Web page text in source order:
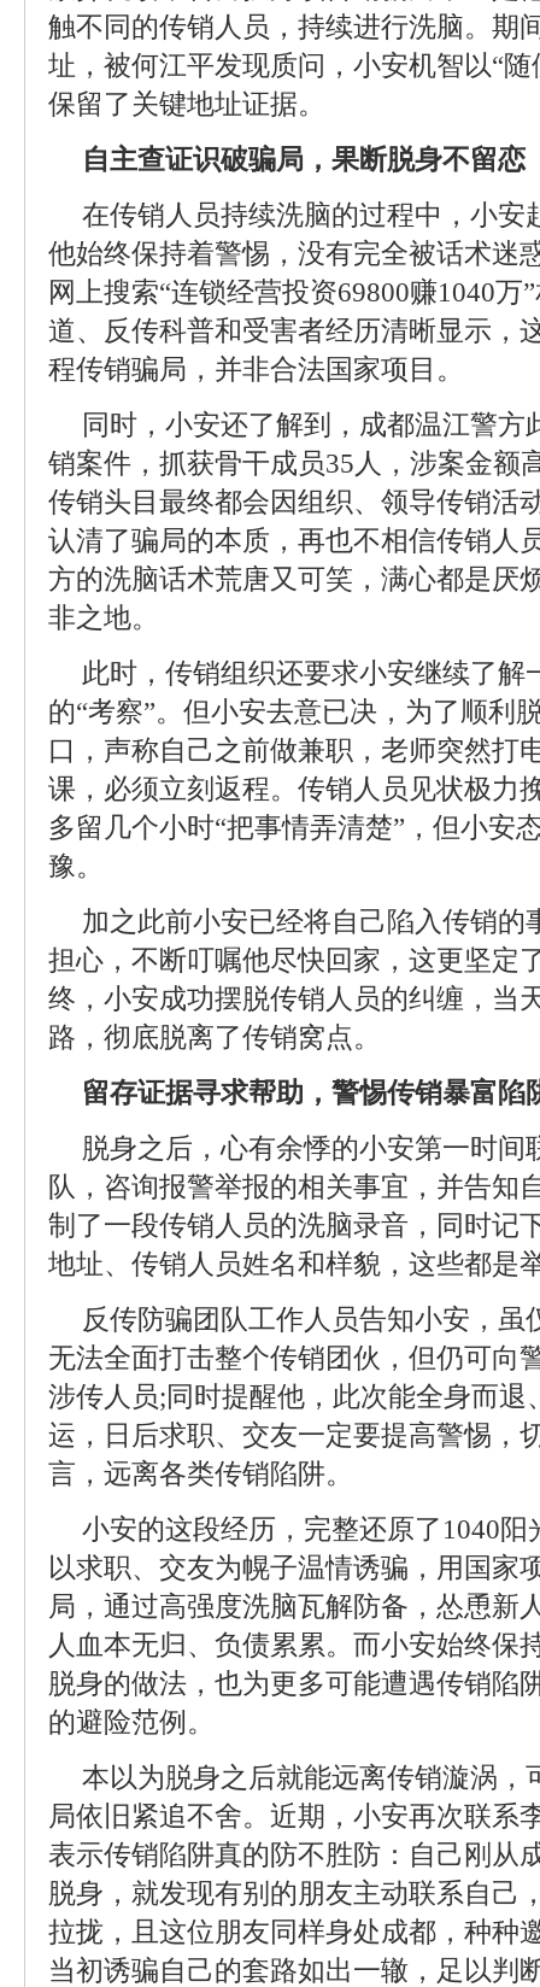
触不同的传销人员，持续进行洗脑。期
址，被何江平发现质问，小安机智以“
保留了关键地址证据。
自主查证识破骗局，果断脱身不留恋
在传销人员持续洗脑的过程中，小安
他始终保持着警惕，没有完全被话术迷
网上搜索“连锁经营投资69800赚1040万
道、反传科普和受害者经历清晰显示，
程传销骗局，并非合法国家项目。
同时，小安还了解到，成都温江警方
销案件，抓获骨干成员35人，涉案金额
传销头目最终都会因组织、领导传销活
认清了骗局的本质，再也不相信传销人
方的洗脑话术荒唐又可笑，满心都是厌
非之地。
此时，传销组织还要求小安继续了解
的“考察”。但小安去意已决，为了顺利
口，声称自己之前做兼职，老师突然打
课，必须立刻返程。传销人员见状极力
多留几个小时“把事情弄清楚”，但小安
豫。
加之此前小安已经将自己陷入传销的
担心，不断叮嘱他尽快回家，这更坚定
终，小安成功摆脱传销人员的纠缠，当
路，彻底脱离了传销窝点。
留存证据寻求帮助，警惕传销暴富陷
脱身之后，心有余悸的小安第一时间
队，咨询报警举报的相关事宜，并告知
制了一段传销人员的洗脑录音，同时记
地址、传销人员姓名和样貌，这些都是
反传防骗团队工作人员告知小安，虽
无法全面打击整个传销团伙，但仍可向
涉传人员;同时提醒他，此次能全身而退
运，日后求职、交友一定要提高警惕，
言，远离各类传销陷阱。
小安的这段经历，完整还原了1040
以求职、交友为幌子温情诱骗，用国家
局，通过高强度洗脑瓦解防备，怂恿新
人血本无归、负债累累。而小安始终保
脱身的做法，也为更多可能遭遇传销陷
的避险范例。
本以为脱身之后就能远离传销漩涡，
局依旧紧追不舍。近期，小安再次联系
表示传销陷阱真的防不胜防：自己刚从
脱身，就发现有别的朋友主动联系自己
拉拢，且这位朋友同样身处成都，种种
当初诱骗自己的套路如出一辙，足以判